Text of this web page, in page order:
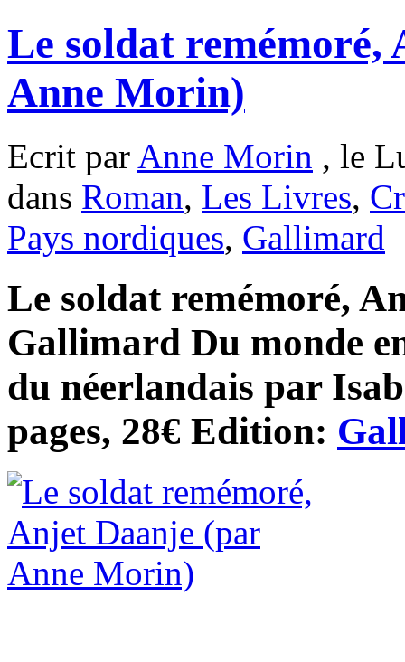
Le soldat
Anne Morin)
Ecrit par Anne Morin , le
dans Roman, Les Livres,
Pays nordiques, Gallimard
Le soldat remémoré,
Gallimard Du monde
du néerlandais par
pages, 28€ Edition: